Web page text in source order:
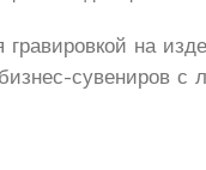
на
сувениров с